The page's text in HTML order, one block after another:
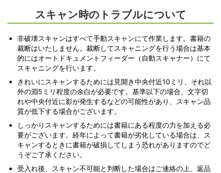
スキャン時のトラブルについて
非破壊スキャンはすべて手動スキャンにて作業します。書籍の
裁断はいたしません。裁断してスキャニングを行う場合は基本
的にはオートドキュメントフィーダー（自動スキャナー）にて
スキャニングを行います。
きれいにスキャンするためには見開き中央付近10ミリ、それ以
外の淵5ミリ程度の余白が必要です。基準以下の場合、文字切
れや中央付近に影が発生するなどの可能性があり、スキャン品
質が低下する場合がございます。
しっかりスキャンするためには書籍にある程度の力を加える必
要がございます。経年によって書籍が劣化している場合は、ス
キャンするときに書籍が破損してしまう恐れがありますのでど
うぞご了承ください。
受入れ後、スキャン不可能と判断した場合はご連絡の上、返品